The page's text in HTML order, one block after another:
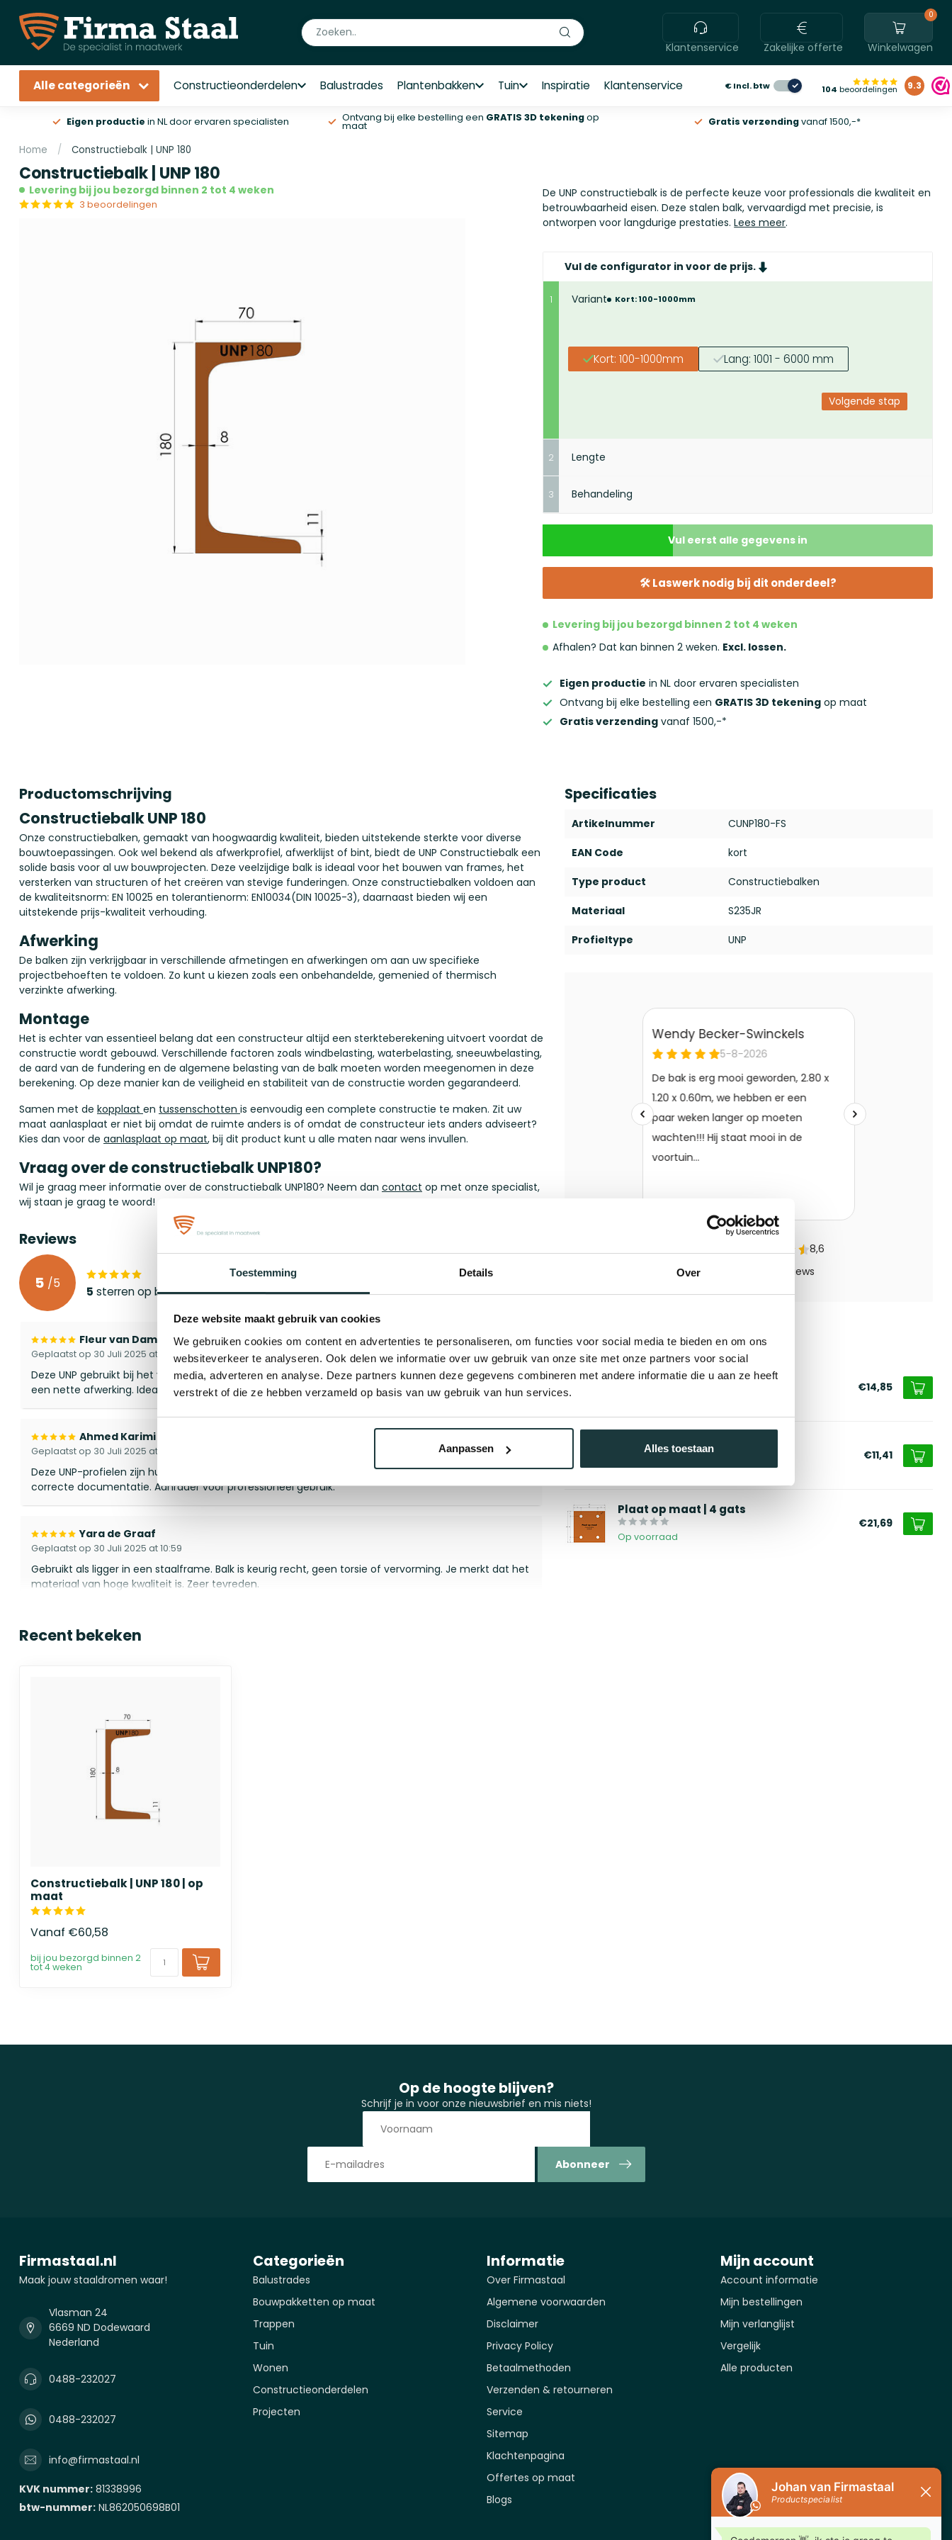
Toestemming Details Over
Deze website maakt gebruik van cookies
We gebruiken cookies om content en advertenties te personaliseren, om functies voor social media te bieden en om ons
websiteverkeer te analyseren. Ook delen we informatie over uw gebruik van onze site met onze partners voor social
media, adverteren en analyse. Deze partners kunnen deze gegevens combineren met andere informatie die u aan ze heeft
verstrekt of die ze hebben verzameld op basis van uw gebruik van hun services.
Aanpassen Alles toestaan
Klantenservice Zakelijke offerte
0
Winkelwagen
Alle categorieën Constructieonderdelen Balustrades Plantenbakken Tuin Inspiratie Klantenservice €Incl. btw 104 beoordelingen 9.3
Eigen productie in NL door ervaren specialisten Ontvang bij elke bestelling een GRATIS 3D tekeningop
maat Gratis verzendingvanaf 1500,-*
Home / Constructiebalk | UNP 180
Constructiebalk | UNP 180
Levering bij jou bezorgd binnen 2 tot 4 weken
3 beoordelingen
De UNP constructiebalk is de perfecte keuze voor professionals die kwaliteit en
betrouwbaarheid eisen. Deze stalen balk, vervaardigd met precisie, is
ontworpen voor langdurige prestaties.Lees meer.
Vul de configurator in voor de prijs.
1 Variant Kort: 100-1000mm
Kort: 100-1000mm Lang: 1001 - 6000 mm
Volgende stap
2 Lengte
Volgende stap
3 Behandeling
Vul eerst alle gegevens in
🛠 Laswerk nodig bij dit onderdeel?
Levering bij jou bezorgd binnen 2 tot 4 weken
Afhalen? Dat kan binnen 2 weken. Excl. lossen.
Eigen productie in NL door ervaren specialisten
Ontvang bij elke bestelling een GRATIS 3D tekening op maat
Gratis verzending vanaf 1500,-*
Productomschrijving
Constructiebalk UNP 180
Onze constructiebalken, gemaakt van hoogwaardig kwaliteit, bieden uitstekende sterkte voor diverse
bouwtoepassingen. Ook wel bekend als afwerkprofiel, afwerklijst of bint, biedt de UNP Constructiebalk een
solide basis voor al uw bouwprojecten. Deze veelzijdige balk is ideaal voor het bouwen van frames, het
versterken van structuren of het creëren van stevige funderingen. Onze constructiebalken voldoen aan
de kwaliteitsnorm: EN 10025 en tolerantienorm: EN10034(DIN 10025-3), daarnaast bieden wij een
uitstekende prijs-kwaliteit verhouding.
Afwerking
De balken zijn verkrijgbaar in verschillende afmetingen en afwerkingen om aan uw specifieke
projectbehoeften te voldoen. Zo kunt u kiezen zoals een onbehandelde, gemenied of thermisch
verzinkte afwerking.
Montage
Het is echter van essentieel belang dat een constructeur altijd een sterkteberekening uitvoert voordat de
constructie wordt gebouwd. Verschillende factoren zoals windbelasting, waterbelasting, sneeuwbelasting,
de aard van de fundering en de algemene belasting van de balk moeten worden meegenomen in deze
berekening. Op deze manier kan de veiligheid en stabiliteit van de constructie worden gegarandeerd.
Samen met de kopplaat en tussenschotten is eenvoudig een complete constructie te maken. Zit uw
maat aanlasplaat er niet bij omdat de ruimte anders is of omdat de constructeur iets anders adviseert?
Kies dan voor de aanlasplaat op maat, bij dit product kunt u alle maten naar wens invullen.
Vraag over de constructiebalk UNP180?
Wil je graag meer informatie over de constructiebalk UNP180? Neem dan contact op met onze specialist,
wij staan je graag te woord!
Reviews
5 /5
5 sterren op basis van3beoordelingen
Fleur van Dam
Geplaatst op 30 Juli 2025 at 11:01
Deze UNP gebruikt bij het verstevigen van een oud dakspant. Balk was exact op maat geleverd, met
een nette afwerking. Ideaal voor dit soort klussen.
Ahmed Karimi
Geplaatst op 30 Juli 2025 at 11:00
Deze UNP-profielen zijn hun prijs zeker waard. Geen bramen, mooie snedes, en geleverd met
correcte documentatie. Aanrader voor professioneel gebruik.
Yara de Graaf
Geplaatst op 30 Juli 2025 at 10:59
Gebruikt als ligger in een staalframe. Balk is keurig recht, geen torsie of vervorming. Je merkt dat het
materiaal van hoge kwaliteit is. Zeer tevreden.
Specificaties
Artikelnummer CUNP180-FS
EAN Code kort
Type product Constructiebalken
Materiaal S235JR
Profieltype UNP
Gerelateerde producten
Kopplaat | UNP 180
€14,85
Tussenschot | UNP 180
Op voorraad
€11,41
Plaat op maat | 4 gats
Op voorraad
€21,69
Recent bekeken
Constructiebalk | UNP 180 | op
maat
Vanaf €60,58
bij jou bezorgd binnen 2
tot 4 weken
Op de hoogte blijven?
Schrijf je in voor onze nieuwsbrief en mis niets!
Abonneer
Firmastaal.nl
Maak jouw staaldromen waar!
Vlasman 24
6669 ND Dodewaard
Nederland
0488-232027
0488-232027
info@firmastaal.nl
KVK nummer: 81338996
btw-nummer: NL862050698B01
Categorieën
Balustrades
Bouwpakketten op maat
Trappen
Tuin
Wonen
Constructieonderdelen
Projecten
Informatie
Over Firmastaal
Algemene voorwaarden
Disclaimer
Privacy Policy
Betaalmethoden
Verzenden & retourneren
Service
Sitemap
Klachtenpagina
Offertes op maat
Blogs
Mijn account
Account informatie
Mijn bestellingen
Mijn verlanglijst
Vergelijk
Alle producten